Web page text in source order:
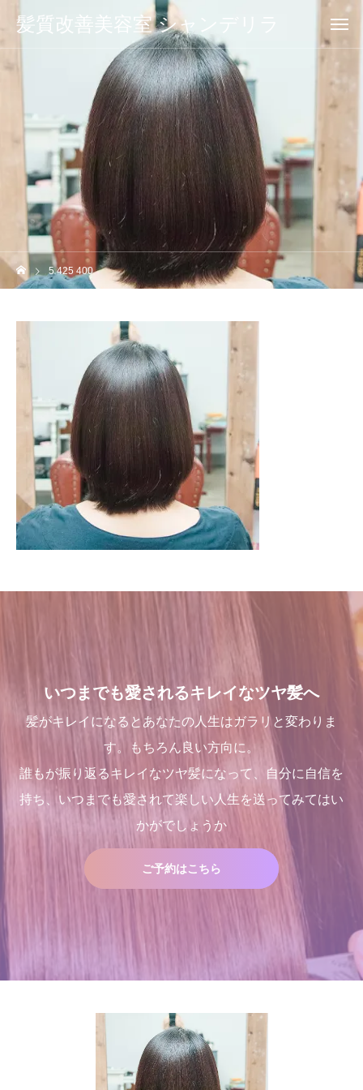
髪質改善美容室 シャンデリラ
5 425 400
いつまでも愛されるキレイなツヤ髪へ
髪がキレイになるとあなたの人生はガラリと変わりま
す。もちろん良い方向に。
誰もが振り返るキレイなツヤ髪になって、自分に自信を
持ち、いつまでも愛されて楽しい人生を送ってみてはい
かがでしょうか
ご予約はこちら